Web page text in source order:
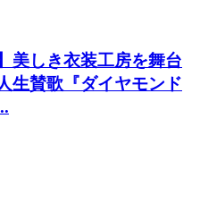
美しき衣装工房を舞台
生賛歌『ダイヤモンド